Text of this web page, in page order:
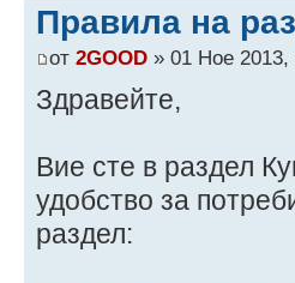
Правила на
от 2GOOD » 01 Ное 2013,
Здравейте,
Вие сте в раздел
удобство за
раздел: